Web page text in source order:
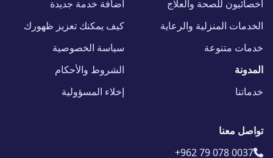
أخصائيون للصحة والعلاج
الخدمات المنزلية والرعاية
خدمات متنوعة
المدونة
خدماتنا
اضافة خدمة جديدة
كيف يمكنك تعزيز ظهورك
سياسة الخصوصية
الشروط والأحكام
إخلاء المسؤولية
تواصل معنا
+962 79 078 0037